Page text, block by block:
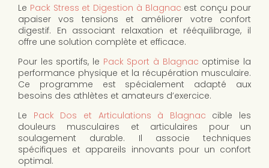
Le Pack Stress et Digestion à Blagnac est conçu pour
apaiser vos tensions et améliorer votre confort
digestif. En associant relaxation et rééquilibrage, il
offre une solution complète et efficace.
Pour les sportifs, le Pack Sport à Blagnac optimise la
performance physique et la récupération musculaire.
Ce programme est spécialement adapté aux
besoins des athlètes et amateurs d’exercice.
Le Pack Dos et Articulations à Blagnac cible les
douleurs musculaires et articulaires pour un
soulagement durable. Il associe techniques
spécifiques et appareils innovants pour un confort
optimal.